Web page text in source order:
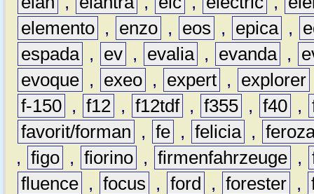
elemento , enzo , eos , epica ,
espada , ev , evalia , evanda ,
evoque , exeo , expert , explorer
f-150 , f12 , f12tdf , f355 , f40 ,
favorit/forman
, fe , felicia ,
, figo , fiorino , firmenfahrzeuge ,
fluence , focus , ford , forester ,